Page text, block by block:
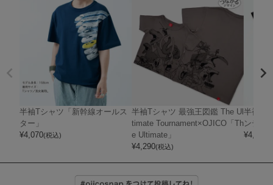
半袖Tシャツ「新幹線オールス
ター」
¥4,070(税込)
半袖Tシャツ 最強王図鑑 The Ul
timate Tournament×OJICO「Th
e Ultimate」
¥4,290(税込)
半袖T
ンディ
¥4,400